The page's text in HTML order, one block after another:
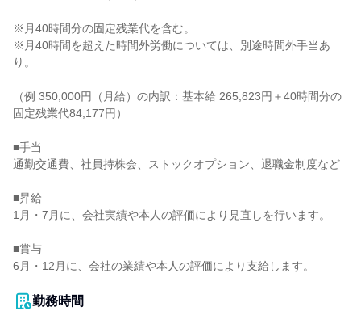
※月40時間分の固定残業代を含む。
※月40時間を超えた時間外労働については、別途時間外手当あ
り。
（例 350,000円（月給）の内訳：基本給 265,823円＋40時間分の
固定残業代84,177円）
■手当
通勤交通費、社員持株会、ストックオプション、退職金制度など
■昇給
1月・7月に、会社実績や本人の評価により見直しを行います。
■賞与
6月・12月に、会社の業績や本人の評価により支給します。
勤務時間